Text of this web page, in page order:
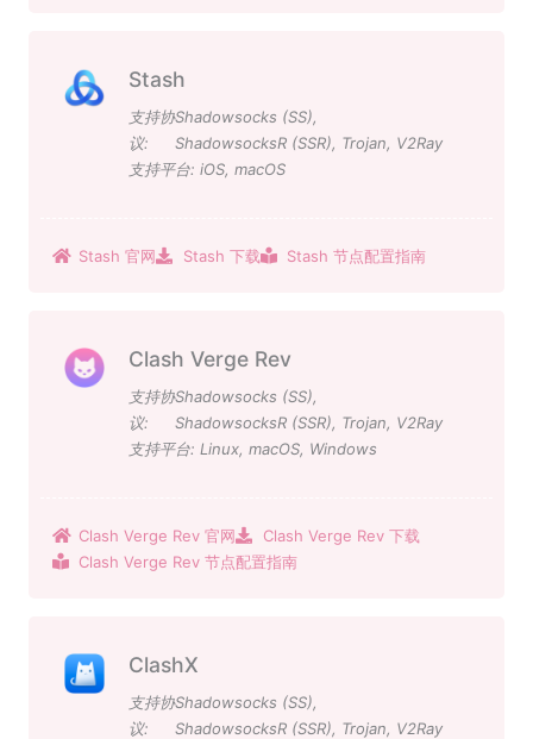
Stash
支持协
议:
Shadowsocks (SS),
ShadowsocksR (SSR), Trojan, V2Ray
支持平台: iOS, macOS
Stash 官网 Stash 下载 Stash 节点配置指南
Clash Verge Rev
支持协
议:
Shadowsocks (SS),
ShadowsocksR (SSR), Trojan, V2Ray
支持平台: Linux, macOS, Windows
Clash Verge Rev 官网
Clash Verge Rev 下载
Clash Verge Rev 节点配置指南
ClashX
支持协
议:
Shadowsocks (SS),
ShadowsocksR (SSR), Trojan, V2Ray